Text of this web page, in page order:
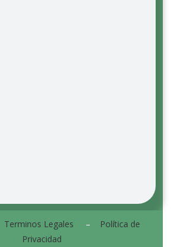
Terminos Legales –
Política de
Privacidad